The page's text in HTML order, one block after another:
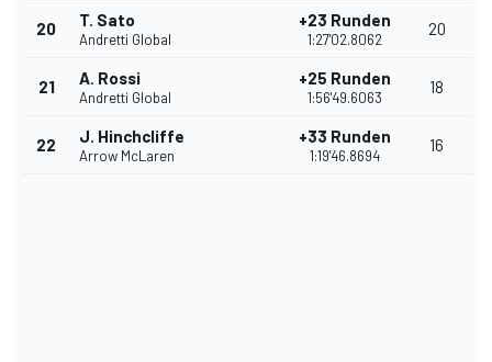
20 T. Sato
Andretti Global
+23 Runden
1:27'02.8062
20
21 A. Rossi
Andretti Global
+25 Runden
1:56'49.6063
18
22 J. Hinchcliffe
Arrow McLaren
+33 Runden
1:19'46.8694
16